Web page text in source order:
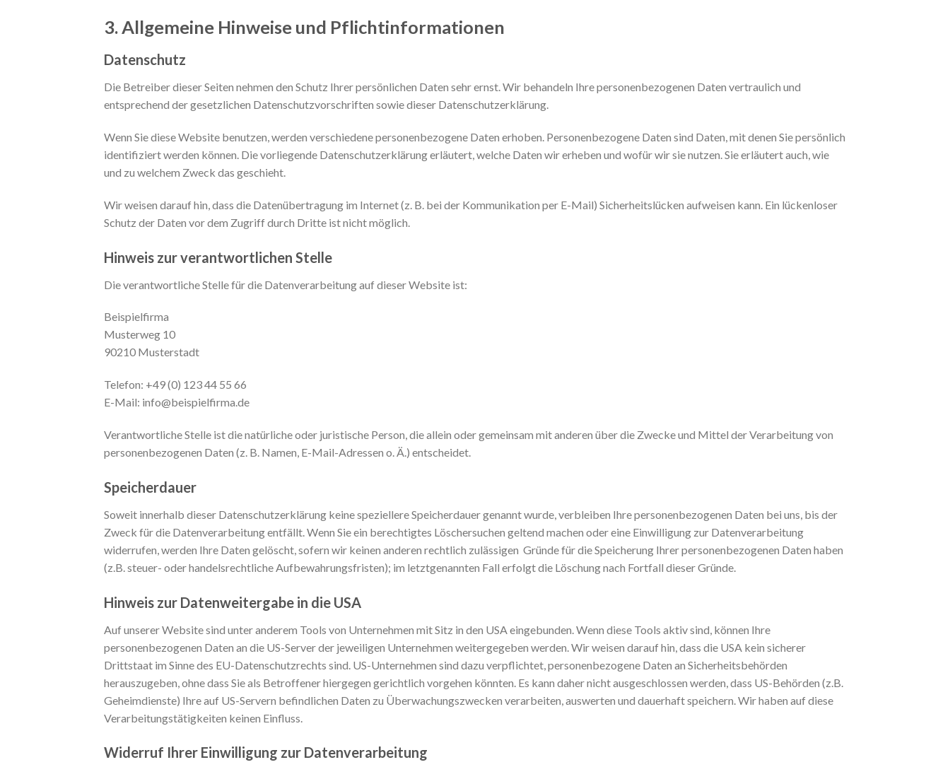
3. Allgemeine Hinweise und Pflicht­informationen
Datenschutz
Die Betreiber dieser Seiten nehmen den Schutz Ihrer persönlichen Daten sehr ernst. Wir behandeln Ihre personenbezogenen Daten vertraulich und
entsprechend der gesetzlichen Datenschutzvorschriften sowie dieser Datenschutzerklärung.
Wenn Sie diese Website benutzen, werden verschiedene personenbezogene Daten erhoben. Personenbezogene Daten sind Daten, mit denen Sie persönlich
identifiziert werden können. Die vorliegende Datenschutzerklärung erläutert, welche Daten wir erheben und wofür wir sie nutzen. Sie erläutert auch, wie
und zu welchem Zweck das geschieht.
Wir weisen darauf hin, dass die Datenübertragung im Internet (z. B. bei der Kommunikation per E-Mail) Sicherheitslücken aufweisen kann. Ein lückenloser
Schutz der Daten vor dem Zugriff durch Dritte ist nicht möglich.
Hinweis zur verantwortlichen Stelle
Die verantwortliche Stelle für die Datenverarbeitung auf dieser Website ist:
Beispielfirma
Musterweg 10
90210 Musterstadt
Telefon: +49 (0) 123 44 55 66
E-Mail: info@beispielfirma.de
Verantwortliche Stelle ist die natürliche oder juristische Person, die allein oder gemeinsam mit anderen über die Zwecke und Mittel der Verarbeitung von
personenbezogenen Daten (z. B. Namen, E-Mail-Adressen o. Ä.) entscheidet.
Speicherdauer
Soweit innerhalb dieser Datenschutzerklärung keine speziellere Speicherdauer genannt wurde, verbleiben Ihre personenbezogenen Daten bei uns, bis der
Zweck für die Datenverarbeitung entfällt. Wenn Sie ein berechtigtes Löschersuchen geltend machen oder eine Einwilligung zur Datenverarbeitung
widerrufen, werden Ihre Daten gelöscht, sofern wir keinen anderen rechtlich zulässigen Gründe für die Speicherung Ihrer personenbezogenen Daten haben
(z.B. steuer- oder handelsrechtliche Aufbewahrungsfristen); im letztgenannten Fall erfolgt die Löschung nach Fortfall dieser Gründe.
Hinweis zur Datenweitergabe in die USA
Auf unserer Website sind unter anderem Tools von Unternehmen mit Sitz in den USA eingebunden. Wenn diese Tools aktiv sind, können Ihre
personenbezogenen Daten an die US-Server der jeweiligen Unternehmen weitergegeben werden. Wir weisen darauf hin, dass die USA kein sicherer
Drittstaat im Sinne des EU-Datenschutzrechts sind. US-Unternehmen sind dazu verpflichtet, personenbezogene Daten an Sicherheitsbehörden
herauszugeben, ohne dass Sie als Betroffener hiergegen gerichtlich vorgehen könnten. Es kann daher nicht ausgeschlossen werden, dass US-Behörden (z.B.
Geheimdienste) Ihre auf US-Servern befindlichen Daten zu Überwachungszwecken verarbeiten, auswerten und dauerhaft speichern. Wir haben auf diese
Verarbeitungstätigkeiten keinen Einfluss.
Widerruf Ihrer Einwilligung zur Datenverarbeitung